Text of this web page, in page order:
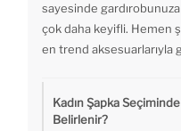
sayesinde
çok daha keyifli. Hemen
en trend aksesuarlarıyla
Kadın Şapka
Belirlenir?